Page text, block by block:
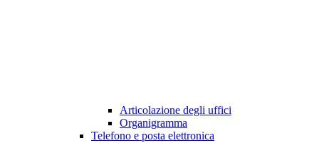
Articolazione degli uffici
Organigramma
Telefono e posta elettronica